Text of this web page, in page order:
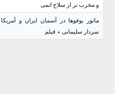
و مخرب تر از سلاح اتمی
مانور یوفوها در آسمان ایران و
سردار سلیمانی + فیلم